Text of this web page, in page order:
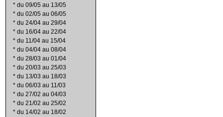
* du 09/05 au 13/05
* du 02/05 au 06/05
* du 24/04 au 29/04
* du 16/04 au 22/04
* du 11/04 au 15/04
* du 04/04 au 08/04
* du 28/03 au 01/04
* du 20/03 au 25/03
* du 13/03 au 18/03
* du 06/03 au 11/03
* du 27/02 au 04/03
* du 21/02 au 25/02
* du 14/02 au 18/02